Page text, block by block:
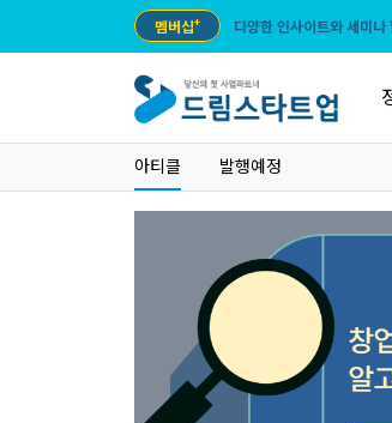
멤버십+ 다양한 인사이트와 세미
아티클 발행예정